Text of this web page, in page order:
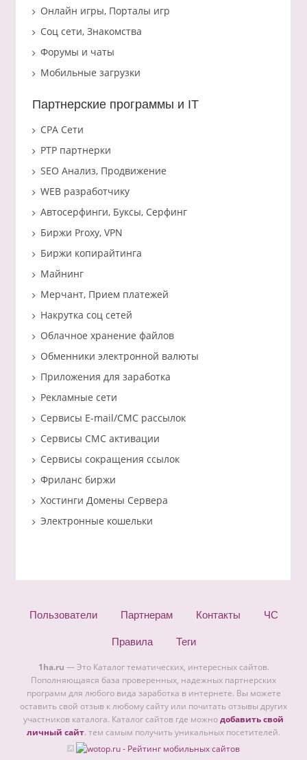
Онлайн игры, Порталы игр
Соц сети, Знакомства
Форумы и чаты
Мобильные загрузки
Партнерские программы и IT
CPA Сети
PTP партнерки
SEO Анализ, Продвижение
WEB разработчику
Автосерфинги, Буксы, Серфинг
Биржи Proxy, VPN
Биржи копирайтинга
Майнинг
Мерчант, Прием платежей
Накрутка соц сетей
Облачное хранение файлов
Обменники электронной валюты
Приложения для заработка
Рекламные сети
Сервисы E-mail/СМС рассылок
Сервисы СМС активации
Сервисы сокращения ссылок
Фриланс биржи
Хостинги Домены Сервера
Электронные кошельки
Пользователи Партнерам Контакты ЧС
Правила Теги
1ha.ru — Это Каталог тематических, интересных сайтов.
Пополняющаяся база проверенных, надежных партнерских
программ для любого вида заработка в интернете. Вы можете
оставить свой отзыв к любому сайту или почитать отзывы других
участников каталога. Каталог сайтов где можнодобавить свой
личный сайт. тем самым получить уникальных посетителей.